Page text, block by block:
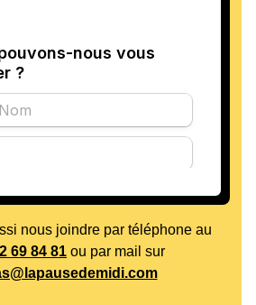
nous joindre par téléphone au
69 84 81 ou par mail sur